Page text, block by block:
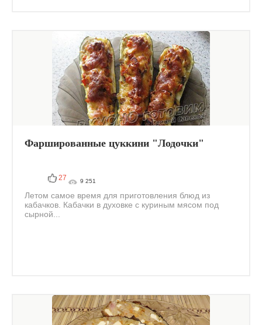
Фаршированные цуккини "Лодочки"
27 9 251
Летом самое время для приготовления блюд из
кабачков. Кабачки в духовке с куриным мясом под
сырной...